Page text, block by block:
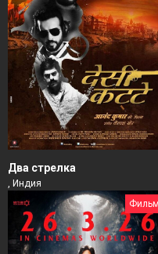
Два стрелка
, Индия
Фильм